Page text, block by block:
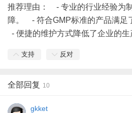
推荐理由 ： - 专业的行业经验为
障。 - 符合GMP标准的产品满足
- 便捷的维护方式降低了企业的生
支持 反对
全部回复 10
gkket